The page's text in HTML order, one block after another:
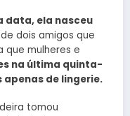
data, ela nasceu
dois amigos que
que mulheres e
na última quinta-
de lingerie.
tomou